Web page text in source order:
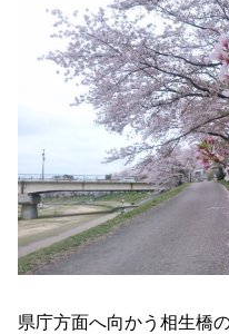
県庁方面へ向かう相生橋